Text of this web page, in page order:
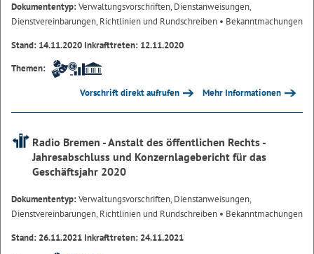
Dokumententyp:Verwaltungsvorschriften, Dienstanweisungen,
Dienstvereinbarungen, Richtlinien und Rundschreiben • Bekanntmachungen
Stand: 14.11.2020 Inkrafttreten: 12.11.2020
Themen:
Vorschrift direkt aufrufen Mehr Informationen
Radio Bremen - Anstalt des öffentlichen Rechts -
Jahresabschluss und Konzernlagebericht für das
Geschäftsjahr 2020
Dokumententyp:Verwaltungsvorschriften, Dienstanweisungen,
Dienstvereinbarungen, Richtlinien und Rundschreiben • Bekanntmachungen
Stand: 26.11.2021 Inkrafttreten: 24.11.2021